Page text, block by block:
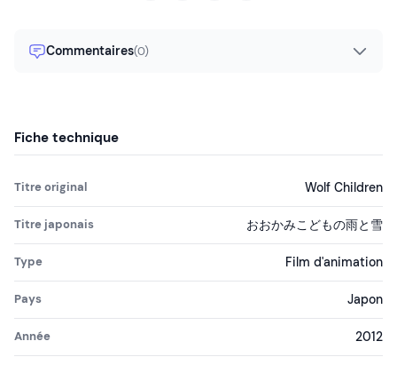
Commentaires(0)
Fiche technique
Titre original Wolf Children
Titre japonais おおかみこどもの雨と雪
Type Film d'animation
Pays Japon
Année 2012